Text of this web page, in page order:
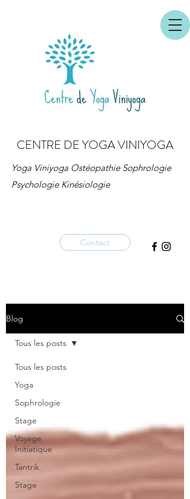
CENTRE DE YOGA VINIYOGA
Yoga Viniyoga Ostéopathie Sophrologie
Psychologie Kinésiologie
Contact
Blog
Tous les posts
Yoga
Sophrologie
Stage
Voyage
Initiatique
Tantrik
Stage
Tous les posts